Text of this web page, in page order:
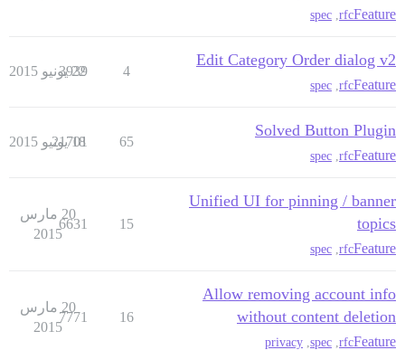
Feature
rfc
spec
Edit Category Order dialog v2
Feature
rfc
spec
4
3939
22 يونيو 2015
Solved Button Plugin
Feature
rfc
spec
65
21701
18 يونيو 2015
Unified UI for pinning / banner
topics
Feature
rfc
spec
15
6631
20 مارس
2015
Allow removing account info
without content deletion
Feature
rfc
spec
privacy
16
7771
20 مارس
2015